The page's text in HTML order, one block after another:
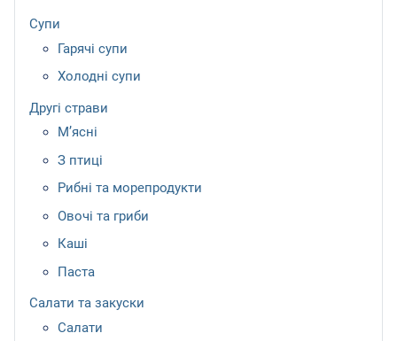
Супи
Гарячі супи
Холодні супи
Другі страви
М’ясні
З птиці
Рибні та морепродукти
Овочі та гриби
Каші
Паста
Салати та закуски
Салати